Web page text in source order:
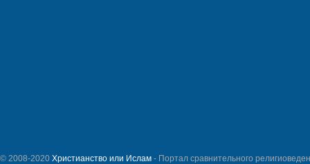
© 2008-2020 Христианство или Ислам - Портал сравнительного